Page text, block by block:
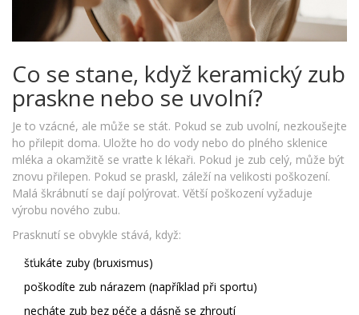
Co se stane, když keramický zub
praskne nebo se uvolní?
Je to vzácné, ale může se stát. Pokud se zub uvolní, nezkoušejte
ho přilepit doma. Uložte ho do vody nebo do plného sklenice
mléka a okamžitě se vraťte k lékaři. Pokud je zub celý, může být
znovu přilepen. Pokud se praskl, záleží na velikosti poškození.
Malá škrábnutí se dají polýrovat. Větší poškození vyžaduje
výrobu nového zubu.
Prasknutí se obvykle stává, když:
šťukáte zuby (bruxismus)
poškodíte zub nárazem (například při sportu)
necháte zub bez péče a dásně se zhroutí